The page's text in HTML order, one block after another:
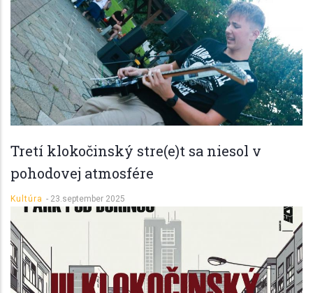
Tretí klokočinský stre(e)t sa niesol v
pohodovej atmosfére
Kultúra - 23.september 2025